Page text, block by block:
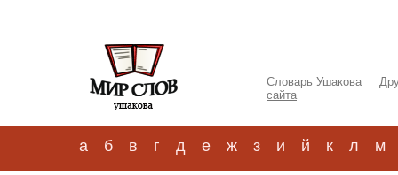
Словарь Ушакова
сайта
а б в г д е ж з и й к л м